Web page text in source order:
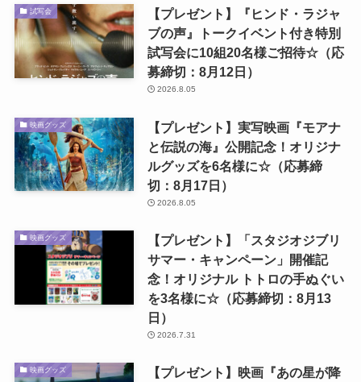
試写会
【プレゼント】『ヒンド・ラジャ
ブの声』トークイベント付き特別
試写会に10組20名様ご招待☆（応
募締切：8月12日）
2026.8.05
映画グッズ
【プレゼント】実写映画『モアナ
と伝説の海』公開記念！オリジナ
ルグッズを6名様に☆（応募締
切：8月17日）
2026.8.05
映画グッズ
【プレゼント】「スタジオジブリ
サマー・キャンペーン」開催記
念！オリジナル トトロの手ぬぐい
を3名様に☆（応募締切：8月13
日）
2026.7.31
映画グッズ
【プレゼント】映画『あの星が降